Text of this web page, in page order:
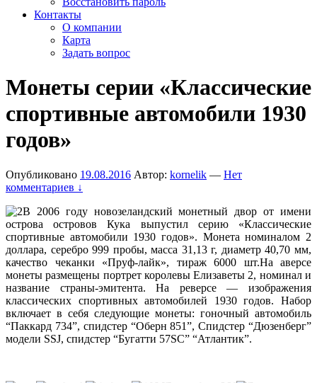
Контакты
О компании
Карта
Задать вопрос
Монеты серии «Классические
спортивные автомобили 1930
годов»
Опубликовано 19.08.2016 Автор: kornelik — Нет
комментариев ↓
В 2006 году новозеландский монетный двор от имени
острова островов Кука выпустил серию «Классические
спортивные автомобили 1930 годов». Монета номиналом 2
доллара, серебро 999 пробы, масса 31,13 г, диаметр 40,70 мм,
качество чеканки «Пруф-лайк», тираж 6000 шт.На аверсе
монеты размещены портрет королевы Елизаветы 2, номинал и
название страны-эмитента. На реверсе — изображения
классических спортивных автомобилей 1930 годов. Набор
включает в себя следующие монеты: гоночный автомобиль
“Паккард 734”, спидстер “Оберн 851”, Спидстер “Дюзенберг”
модели SSJ, спидстер “Бугатти 57SC” “Атлантик”.